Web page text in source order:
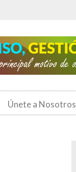
Únete a Nosotros